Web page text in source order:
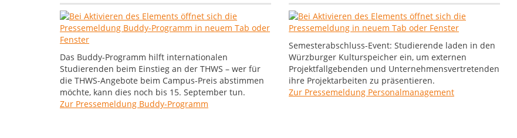
Das Buddy-Programm hilft internationalen
Studierenden beim Einstieg an der THWS – wer für
die THWS-Angebote beim Campus-Preis abstimmen
möchte, kann dies noch bis 15. September tun.
Zur Pressemeldung Buddy-Programm
Semesterabschluss-Event: Studierende laden in den
Würzburger Kulturspeicher ein, um externen
Projektfallgebenden und Unternehmensvertretenden
ihre Projektarbeiten zu präsentieren.
Zur Pressemeldung Personalmanagement